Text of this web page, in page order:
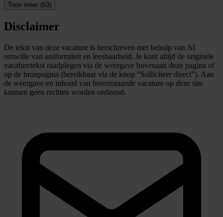
Toon meer (63)
Disclaimer
De tekst van deze vacature is herschreven met behulp van AI
omwille van uniformiteit en leesbaarheid. Je kunt altijd de originele
vacaturetekst raadplegen via de weergave bovenaan deze pagina of
op de bronpagina (bereikbaar via de knop “Solliciteer direct”). Aan
de weergave en inhoud van bovenstaande vacature op deze site
kunnen geen rechten worden ontleend.